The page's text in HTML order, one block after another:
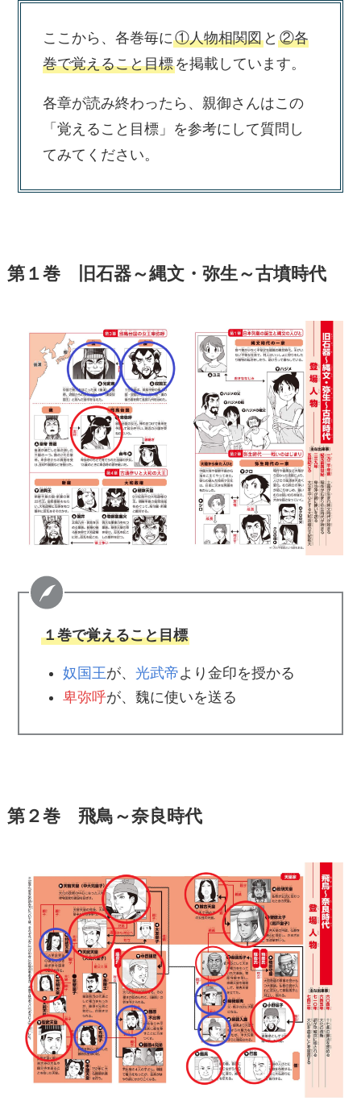
ここから、各巻毎に①人物相関図 と②各
巻で覚えること目標を掲載しています。
各章が読み終わったら、親御さんはこの
「覚えること目標」を参考にして質問し
てみてください。
第１巻 旧石器～縄文・弥生～古墳時代
１巻で覚えること目標
奴国王が、光武帝より金印を授かる
卑弥呼が、魏に使いを送る
第２巻 飛鳥～奈良時代